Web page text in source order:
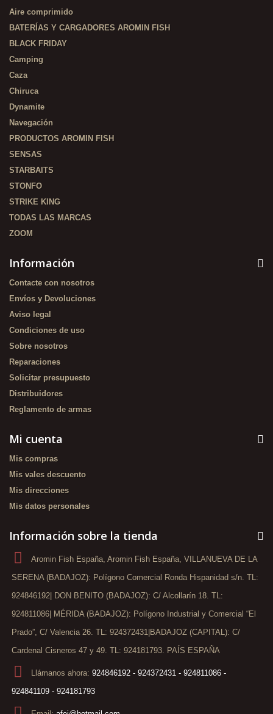
Aire comprimido
BATERÍAS Y CARGADORES AROMIN FISH
BLACK FRIDAY
Camping
Caza
Chiruca
Dynamite
Navegación
PRODUCTOS AROMIN FISH
SENSAS
STARBAITS
STONFO
STRIKE KING
TODAS LAS MARCAS
ZOOM
Información
Contacte con nosotros
Envíos y Devoluciones
Aviso legal
Condiciones de uso
Sobre nosotros
Reparaciones
Solicitar presupuesto
Distribuidores
Reglamento de armas
Mi cuenta
Mis compras
Mis vales descuento
Mis direcciones
Mis datos personales
Información sobre la tienda
Aromin Fish España, Aromin Fish España, VILLANUEVA DE LA
SERENA (BADAJOZ): Polígono Comercial Ronda Hispanidad s/n. TL:
924846192| DON BENITO (BADAJOZ): C/ Alcollarín 18. TL:
924811086| MÉRIDA (BADAJOZ): Polígono Industrial y Comercial “El
Prado”, C/ Valencia 26. TL: 924372431|BADAJOZ (CAPITAL): C/
Cardenal Cisneros 47 y 49. TL: 924181793. PAÍS ESPAÑA
Llámanos ahora: 924846192 - 924372431 - 924811086 -
924841109 - 924181793